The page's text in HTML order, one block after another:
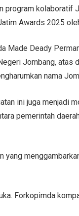
program kolaboratif
Awards 2025
Made Deady
Jombang, atas
nama
ini juga menjadi
pemerintah
yang
Forkopimda